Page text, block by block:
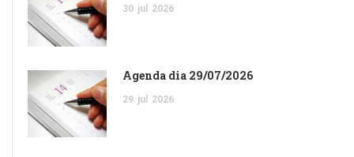
30 jul 2026
Agenda dia 29/07/2026
29 jul 2026